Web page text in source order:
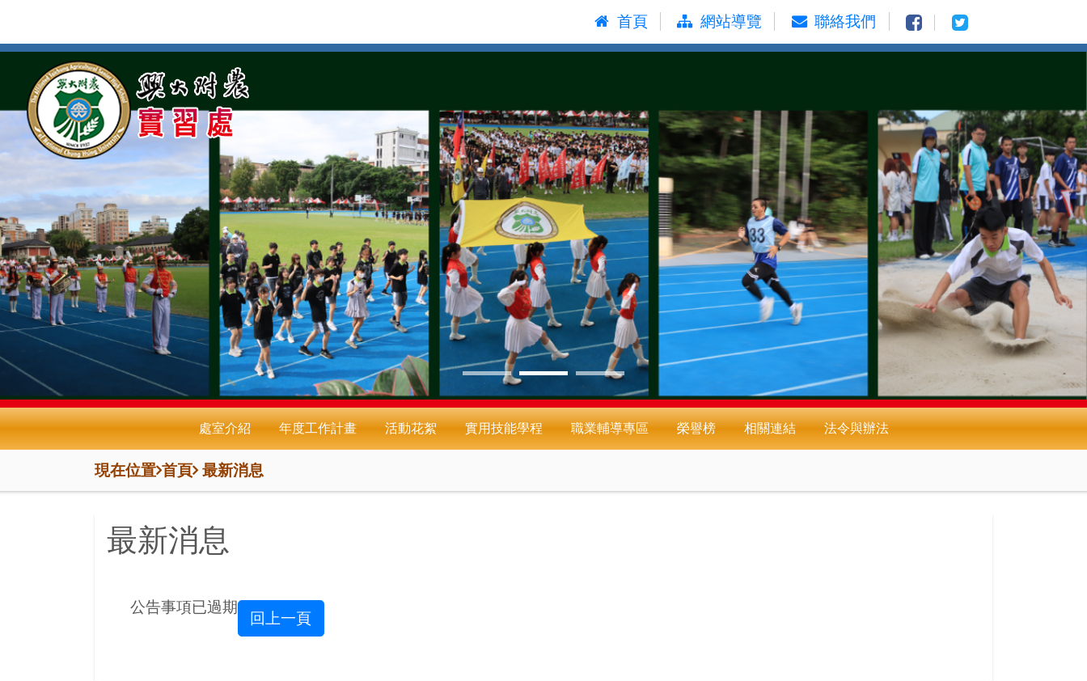
容
首頁 網站導覽 聯絡我們
處室介紹 年度工作計畫 活動花絮 實用技能學程 職業輔導專區 榮譽榜 相關連結 法令與辦法
現在位置 首頁 最新消息
最新消息
公告事項已過期
回上一頁